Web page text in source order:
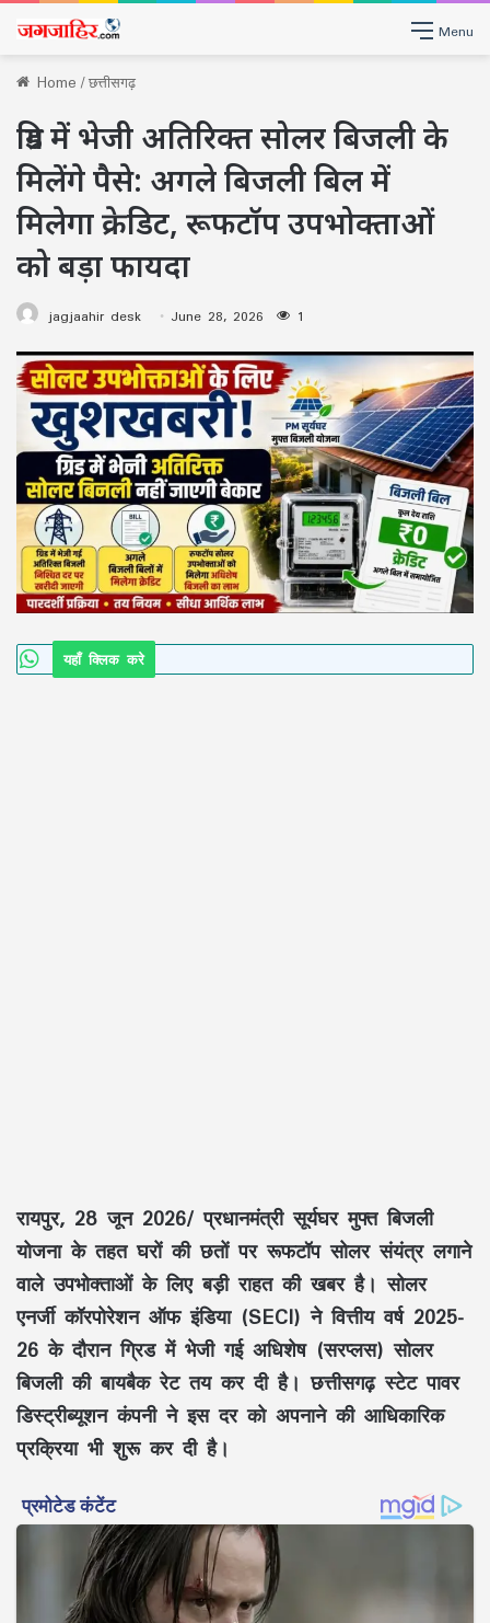
Menu
Home/छत्तीसगढ़
ग्रिड में भेजी अतिरिक्त सोलर बिजली के
मिलेंगे पैसे: अगले बिजली बिल में
मिलेगा क्रेडिट, रूफटॉप उपभोक्ताओं
को बड़ा फायदा
jagjaahir desk June 28, 2026 1
यहाँ क्लिक करे
रायपुर, 28 जून 2026/ प्रधानमंत्री सूर्यघर मुफ्त बिजली
योजनाके तहत घरों की छतों पररूफटॉप सोलर संयंत्रलगाने
वाले उपभोक्ताओं के लिए बड़ी राहत की खबर है।सोलर
एनर्जी कॉरपोरेशन ऑफ इंडिया (SECI) नेवित्तीय वर्ष 2025-
26 के दौरानग्रिडमें भेजी गईअधिशेष (सरप्लस) सोलर
बिजलीकीबायबैक रेटतय कर दी है।छत्तीसगढ़ स्टेट पावर
डिस्ट्रीब्यूशन कंपनीने इस दर को अपनाने की आधिकारिक
प्रक्रिया भी शुरू कर दी है।